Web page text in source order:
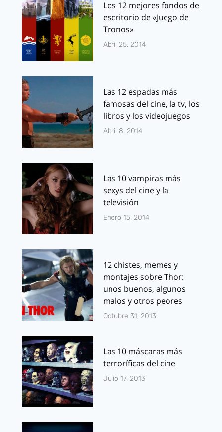
Los 12 mejores fondos de
escritorio de «Juego de
Tronos»
Abril 25, 2014
Las 12 espadas más
famosas del cine, la tv, los
libros y los videojuegos
Abril 8, 2014
Las 10 vampiras más
sexys del cine y la
televisión
Enero 15, 2014
12 chistes, memes y
montajes sobre Thor:
unos buenos, algunos
malos y otros peores
Octubre 31, 2013
Las 10 máscaras más
terroríficas del cine
Julio 17, 2013